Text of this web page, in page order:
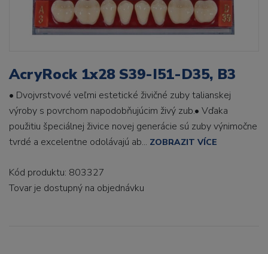
AcryRock 1x28 S39-I51-D35, B3
• Dvojvrstvové veľmi estetické živičné zuby talianskej
výroby s povrchom napodobňujúcim živý zub.• Vďaka
použitiu špeciálnej živice novej generácie sú zuby výnimočne
tvrdé a excelentne odolávajú ab... ZOBRAZIT VÍCE
Kód produktu: 803327
Tovar je dostupný na objednávku